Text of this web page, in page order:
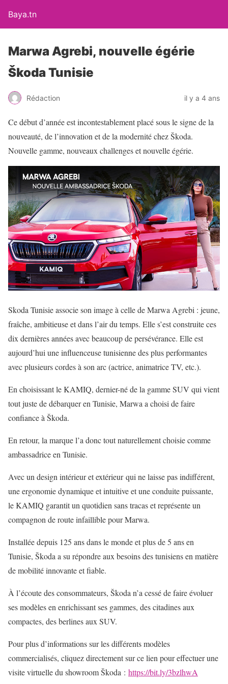
Baya.tn
Marwa Agrebi, nouvelle égérie
Škoda Tunisie
Rédaction il y a 4 ans
Ce début d’année est incontestablement placé sous le signe de la
nouveauté, de l’innovation et de la modernité chez Škoda.
Nouvelle gamme, nouveaux challenges et nouvelle égérie.
Skoda Tunisie associe son image à celle de Marwa Agrebi : jeune,
fraîche, ambitieuse et dans l’air du temps. Elle s’est construite ces
dix dernières années avec beaucoup de persévérance. Elle est
aujourd’hui une influenceuse tunisienne des plus performantes
avec plusieurs cordes à son arc (actrice, animatrice TV, etc.).
En choisissant le KAMIQ, dernier-né de la gamme SUV qui vient
tout juste de débarquer en Tunisie, Marwa a choisi de faire
confiance à Škoda.
En retour, la marque l’a donc tout naturellement choisie comme
ambassadrice en Tunisie.
Avec un design intérieur et extérieur qui ne laisse pas indifférent,
une ergonomie dynamique et intuitive et une conduite puissante,
le KAMIQ garantit un quotidien sans tracas et représente un
compagnon de route infaillible pour Marwa.
Installée depuis 125 ans dans le monde et plus de 5 ans en
Tunisie, Škoda a su répondre aux besoins des tunisiens en matière
de mobilité innovante et fiable.
À l’écoute des consommateurs, Škoda n’a cessé de faire évoluer
ses modèles en enrichissant ses gammes, des citadines aux
compactes, des berlines aux SUV.
Pour plus d’informations sur les différents modèles
commercialisés, cliquez directement sur ce lien pour effectuer une
visite virtuelle du showroom Škoda : https://bit.ly/3bzlhwA